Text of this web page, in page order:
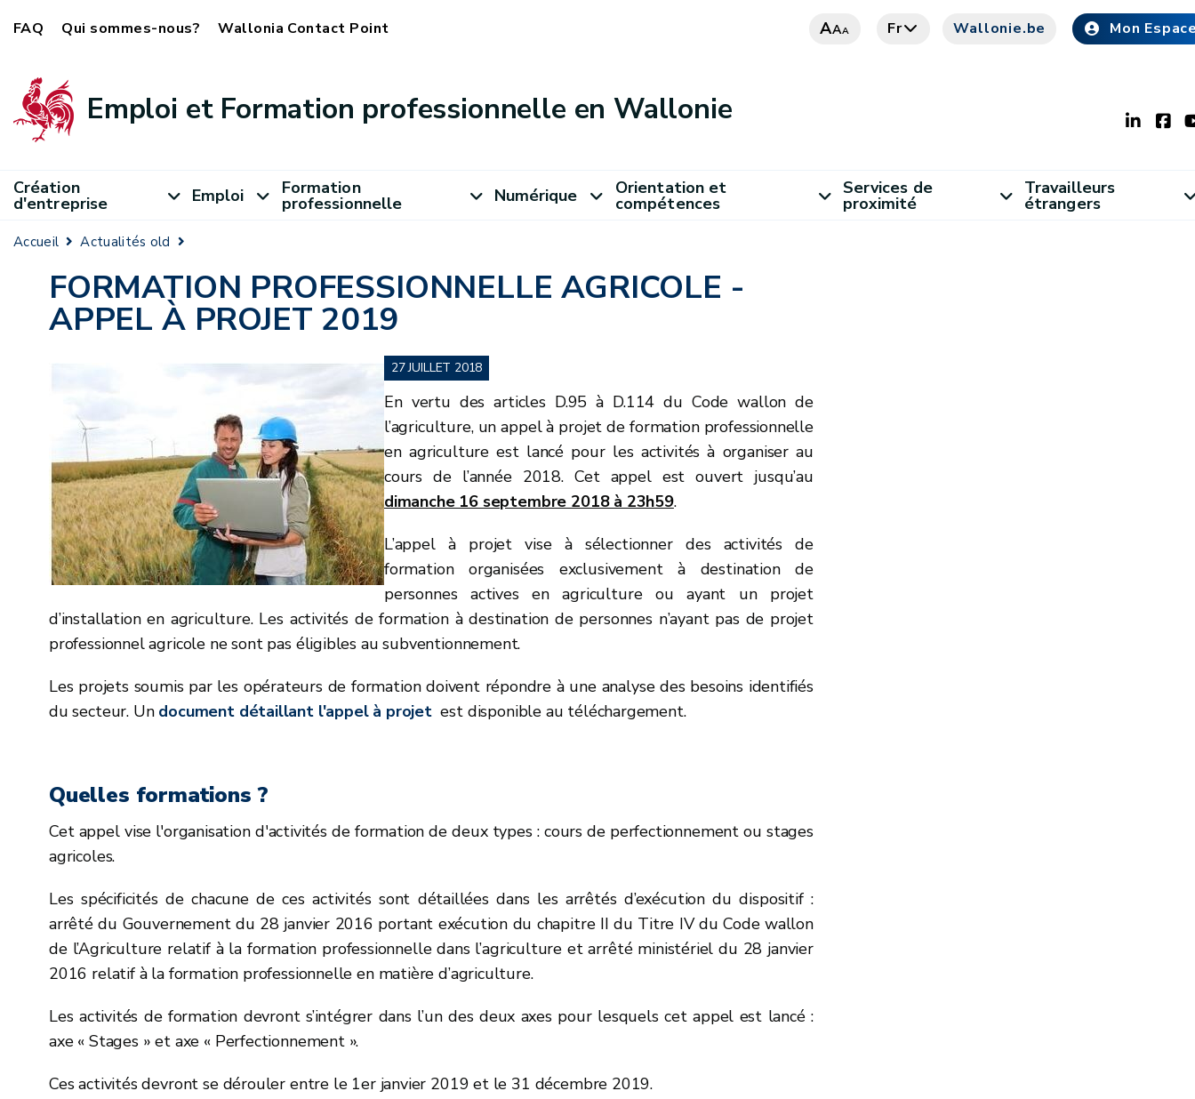
FAQ Qui sommes-nous? Wallonia Contact Point AAA Fr Wallonie.be Mon
Emploi et Formation professionnelle en Wallonie
Création
d'entreprise Emploi Formation
professionnelle Numérique Orientation et
compétences
Services de
proximité
Travailleurs
étrangers
Accueil Actualités old
FORMATION PROFESSIONNELLE AGRICOLE -
APPEL À PROJET 2019
27 JUILLET 2018
En vertu des articles D.95 à D.114 du Code wallon de
l’agriculture, un appel à projet de formation professionnelle
en agriculture est lancé pour les activités à organiser au
cours de l’année 2018. Cet appel est ouvert jusqu’au
dimanche 16 septembre 2018 à 23h59.
L’appel à projet vise à sélectionner des activités de
formation organisées exclusivement à destination de
personnes actives en agriculture ou ayant un projet
d’installation en agriculture. Les activités de formation à destination de personnes n’ayant pas de projet
professionnel agricole ne sont pas éligibles au subventionnement.
Les projets soumis par les opérateurs de formation doivent répondre à une analyse des besoins identifiés
du secteur. Un document détaillant l'appel à projetest disponible au téléchargement.
Quelles formations ?
Cet appel vise l'organisation d'activités de formation de deux types : cours de perfectionnement ou stages
agricoles.
Les spécificités de chacune de ces activités sont détaillées dans les arrêtés d’exécution du dispositif :
arrêté du Gouvernement du 28 janvier 2016 portant exécution du chapitre II du Titre IV du Code wallon
de l’Agriculture relatif à la formation professionnelle dans l’agriculture et arrêté ministériel du 28 janvier
2016 relatif à la formation professionnelle en matière d’agriculture.
Les activités de formation devront s’intégrer dans l’un des deux axes pour lesquels cet appel est lancé :
axe « Stages » et axe « Perfectionnement ».
Ces activités devront se dérouler entre le 1er janvier 2019 et le 31 décembre 2019.